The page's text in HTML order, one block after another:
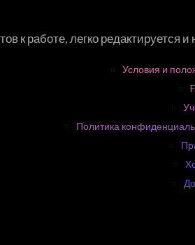
к работе, легко редактируется
Условия и
Политика